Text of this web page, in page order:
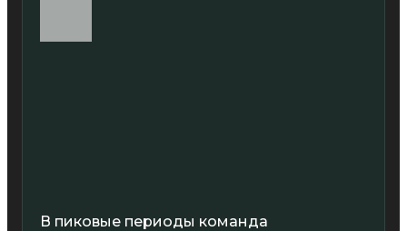
В пиковые периоды команда